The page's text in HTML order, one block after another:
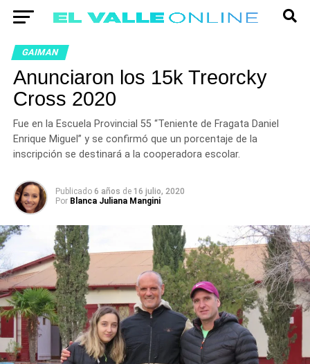
GAIMAN
Anunciaron los 15k Treorcky
Cross 2020
Fue en la Escuela Provincial 55 “Teniente de Fragata Daniel
Enrique Miguel” y se confirmó que un porcentaje de la
inscripción se destinará a la cooperadora escolar.
Publicado 6 años de 16 julio, 2020
Por Blanca Juliana Mangini